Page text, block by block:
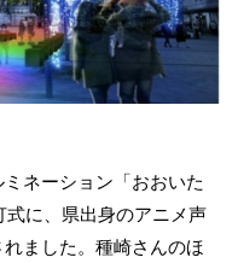
ネーション「おおいた
式に、県出身のアニメ声
ました。種崎さんのほ